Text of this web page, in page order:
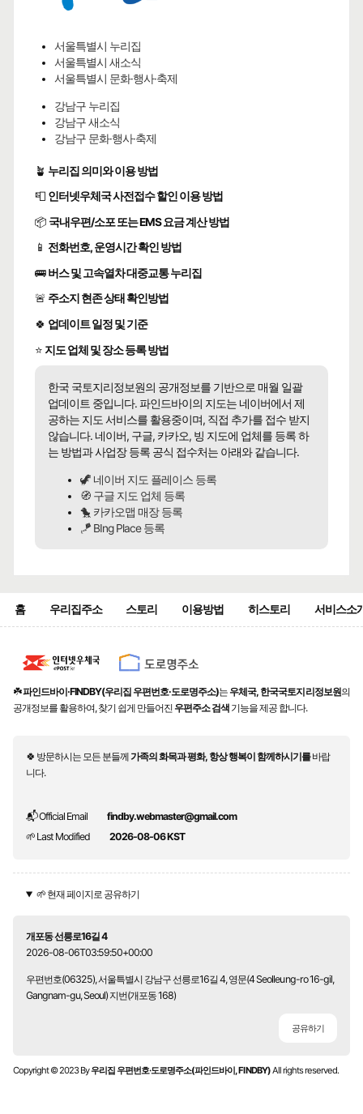
서울특별시 누리집
서울특별시 새소식
서울특별시 문화·행사·축제
강남구 누리집
강남구 새소식
강남구 문화·행사·축제
🪴 누리집 의미와 이용 방법
📮 인터넷우체국 사전접수 할인 이용 방법
📦 국내우편/소포 또는 EMS 요금 계산 방법
📱 전화번호, 운영시간 확인 방법
🚌버스 및 고속열차 대중교통 누리집
🚨 주소지 현존 상태 확인방법
🍀 업데이트 일정 및 기준
⭐ 지도 업체 및 장소 등록 방법
한국 국토지리정보원의 공개정보를 기반으로 매월 일괄
업데이트 중입니다. 파인드바이의 지도는 네이버에서 제
공하는 지도 서비스를 활용중이며, 직접 추가를 접수 받지
않습니다. 네이버, 구글, 카카오, 빙 지도에 업체를 등록 하
는 방법과 사업장 등록 공식 접수처는 아래와 같습니다.
🦖 네이버 지도 플레이스 등록
🧭 구글 지도 업체 등록
🐤 카카오맵 매장 등록
🪁 BIng Place 등록
홈 우리집주소 스토리 이용방법 히스토리 서비스소
☘️파인드바이·FINDBY(우리집 우편번호·도로명주소)는 우체국, 한국국토지리정보원의
공개정보를 활용하여, 찾기 쉽게 만들어진 우편주소 검색 기능을 제공 합니다.
🍀 방문하시는 모든 분들께가족의 화목과 평화, 항상 행복이 함께하시기를바랍
니다.
📬 Official Email
findby.webmaster@gmail.com
🌱 Last Modified
2026-08-06 KST
🌱 현재 페이지로 공유하기
개포동 선릉로16길 4
2026-08-06T03:59:50+00:00
우편번호(06325), 서울특별시 강남구 선릉로16길 4, 영문(4 Seolleung-ro 16-gil,
Gangnam-gu, Seoul) 지번(개포동 168)
공유하기
Copyright © 2023 By우리집 우편번호·도로명주소(파인드바이, FINDBY)All rights reserved.